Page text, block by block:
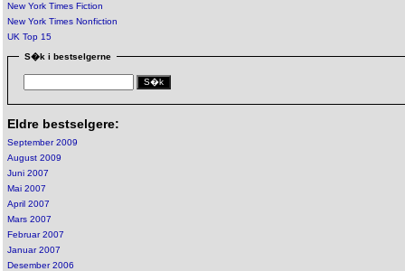
New York Times Fiction
New York Times Nonfiction
UK Top 15
S�k i bestselgerne
Eldre bestselgere:
September 2009
August 2009
Juni 2007
Mai 2007
April 2007
Mars 2007
Februar 2007
Januar 2007
Desember 2006